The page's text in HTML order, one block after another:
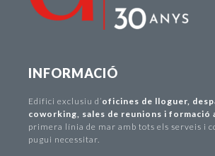
INFORMACIÓ
Edifici exclusiu d ’oficines de lloguer,
coworking, sales de reunions i formació
primera línia de mar amb tots els serveis i
pugui necessitar.